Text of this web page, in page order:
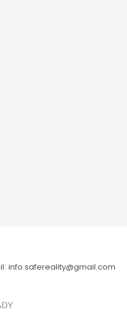
info.safereality@gmail.com